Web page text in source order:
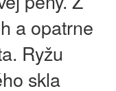
a opatrne
Ryžu
skla